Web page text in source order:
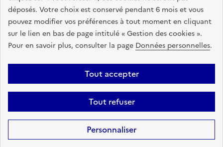
déposés. Votre choix est conservé pendant 6 mois et vous
pouvez modifier vos préférences à tout moment en cliquant
sur le lien en bas de page intitulé « Gestion des cookies ».
Pour en savoir plus, consulter la page Données personnelles.
Tout accepter
Tout refuser
Personnaliser
t
é
,
É
l
i
é
F
responsables.
info.gouv.fr
service-public.fr
Plan du site Accessibilité : partiellement conforme
Mentions légales
Gestion des cookies
Sauf mention contraire, tous les contenus de ce site sont sous